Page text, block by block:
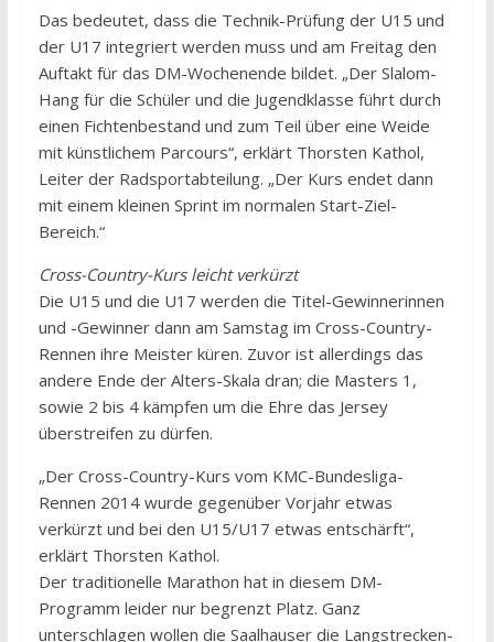
Das bedeutet, dass die Technik-Prüfung der U15 und
der U17 integriert werden muss und am Freitag den
Auftakt für das DM-Wochenende bildet. „Der Slalom-
Hang für die Schüler und die Jugendklasse führt durch
einen Fichtenbestand und zum Teil über eine Weide
mit künstlichem Parcours“, erklärt Thorsten Kathol,
Leiter der Radsportabteilung. „Der Kurs endet dann
mit einem kleinen Sprint im normalen Start-Ziel-
Bereich.“
Cross-Country-Kurs leicht verkürzt
Die U15 und die U17 werden die Titel-Gewinnerinnen
und -Gewinner dann am Samstag im Cross-Country-
Rennen ihre Meister küren. Zuvor ist allerdings das
andere Ende der Alters-Skala dran; die Masters 1,
sowie 2 bis 4 kämpfen um die Ehre das Jersey
überstreifen zu dürfen.
„Der Cross-Country-Kurs vom KMC-Bundesliga-
Rennen 2014 wurde gegenüber Vorjahr etwas
verkürzt und bei den U15/U17 etwas entschärft“,
erklärt Thorsten Kathol.
Der traditionelle Marathon hat in diesem DM-
Programm leider nur begrenzt Platz. Ganz
unterschlagen wollen die Saalhauser die Langstrecken-